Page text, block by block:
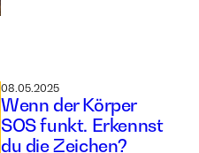
08.05.2025
Wenn der Körper
SOS funkt. Erkennst
du die Zeichen?